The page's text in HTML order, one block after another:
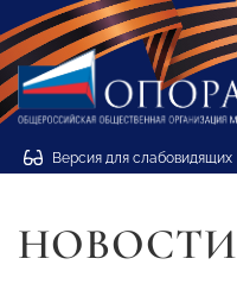
Версия для слабовидящих
НОВОСТИ